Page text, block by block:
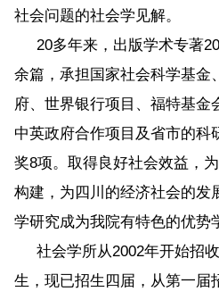
社会问题的社会学见解。
20多年来，出版学术专著
余篇，承担国家社会科学基金
府、世界银行项目、福特基金
中英政府合作项目及省市的科
奖8项。取得良好社会效益，
构建，为四川的经济社会的发
学研究成为我院有特色的优势
社会学所从2002年开始招
生，现已招生四届，从第一届